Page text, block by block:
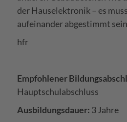
der Hauselektronik – es
aufeinander abgestimmt
hfr
Empfohlener
Hauptschulabschluss
Ausbildungsdauer: 3 Jahre